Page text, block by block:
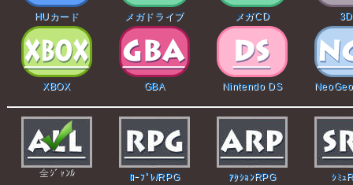
HUカード メガドライブ メガCD
XBOX GBA Nintendo DS
全ｼﾞｬﾝﾙ ﾛｰﾌﾟﾚ/RPG ｱｸｼｮﾝRPG ｼﾐｭ